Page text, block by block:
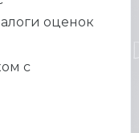
оценок
с